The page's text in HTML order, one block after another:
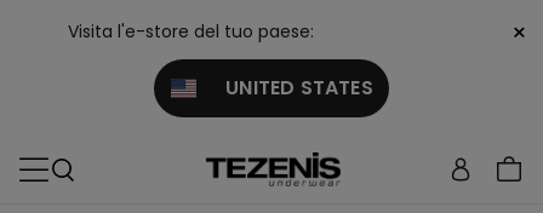
Visita l'e-store del tuo paese:
UNITED STATES
×